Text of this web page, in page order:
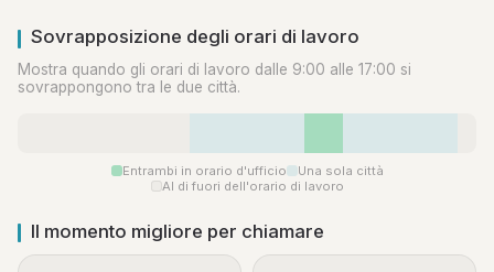
Sovrapposizione degli orari di lavoro
Mostra quando gli orari di lavoro dalle 9:00 alle 17:00 si
sovrappongono tra le due città.
Entrambi in orario d'ufficio
Una sola città
Al di fuori dell'orario di lavoro
Il momento migliore per chiamare